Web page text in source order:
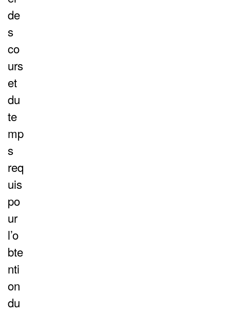
de
s
co
urs
et
du
te
mp
s
req
uis
po
ur
l’o
bte
nti
on
du